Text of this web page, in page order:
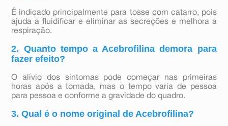
É indicado principalmente para tosse com catarro, pois
ajuda a fluidificar e eliminar as secreções e melhora a
respiração.
2. Quanto tempo a Acebrofilina demora para
fazer efeito?
O alívio dos sintomas pode começar nas primeiras
horas após a tomada, mas o tempo varia de pessoa
para pessoa e conforme a gravidade do quadro.
3. Qual é o nome original de Acebrofilina?